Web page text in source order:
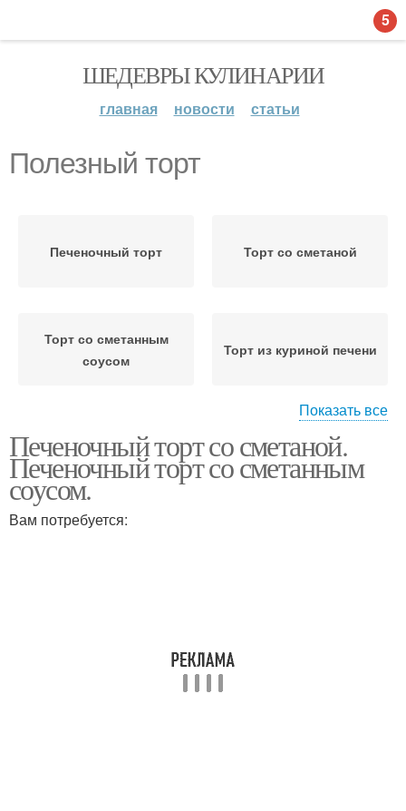
ШЕДЕВРЫ КУЛИНАРИИ
главная новости статьи
Полезный торт
Печеночный торт Торт со сметаной
Торт со сметанным
соусом
Торт из куриной печени
Торт из говяжьей
печени
Торт в мире
Показать все
Печеночный торт со сметаной.
Печеночный торт со сметанным
соусом.
Вам потребуется:
5